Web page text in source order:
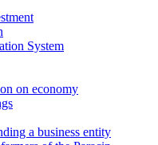
System
on economy
a business entity